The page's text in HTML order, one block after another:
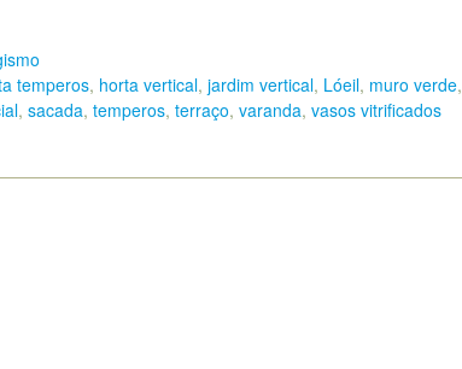
temperos, horta vertical, jardim vertical, Lóeil, muro verde,
, sacada, temperos, terraço, varanda, vasos vitrificados